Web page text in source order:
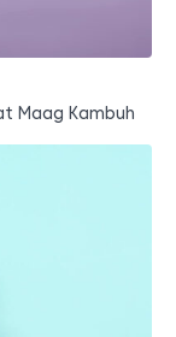
Maag Kambuh